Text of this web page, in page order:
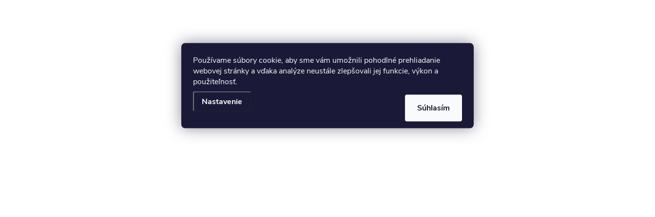
Používame súbory cookie, aby sme vám umožnili pohodlné prehliadanie
webovej stránky a vďaka analýze neustále zlepšovali jej funkcie, výkon a
použiteľnosť.
Nastavenie
Súhlasím